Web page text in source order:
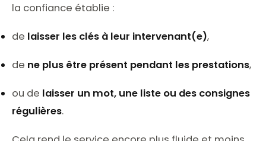
la confiance établie :
de laisser les clés à leur intervenant(e),
de ne plus être présent pendant les prestations,
ou de laisser un mot, une liste ou des consignes
régulières.